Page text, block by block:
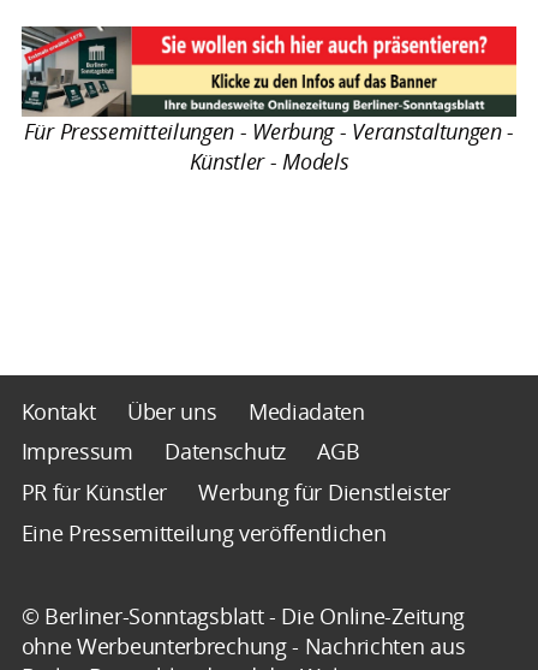
Für Pressemitteilungen - Werbung - Veranstaltungen -
Künstler - Models
Kontakt Über uns
Mediadaten
Impressum
Datenschutz
AGB
PR für Künstler
Werbung für Dienstleister
Eine Pressemitteilung veröffentlichen
© Berliner-Sonntagsblatt - Die Online-Zeitung
ohne Werbeunterbrechung - Nachrichten aus